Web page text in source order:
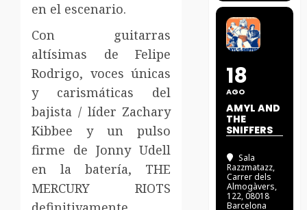
en el escenario.
Con guitarras
altísimas de Felipe
Rodrigo, voces únicas
y carismáticas del
bajista / líder Zachary
Kibbee y un pulso
firme de Jonny Udell
en la batería, THE
MERCURY RIOTS
18
AGO
AMYL AND
THE
SNIFFERS
Sala
Razzmatazz,
Carrer dels
Almogàvers,
122, 08018
Barcelona